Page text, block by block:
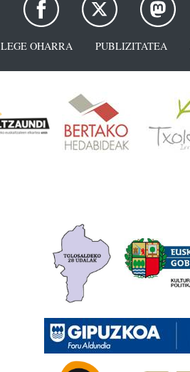
LEGE OHARRA PUBLIZITATEA